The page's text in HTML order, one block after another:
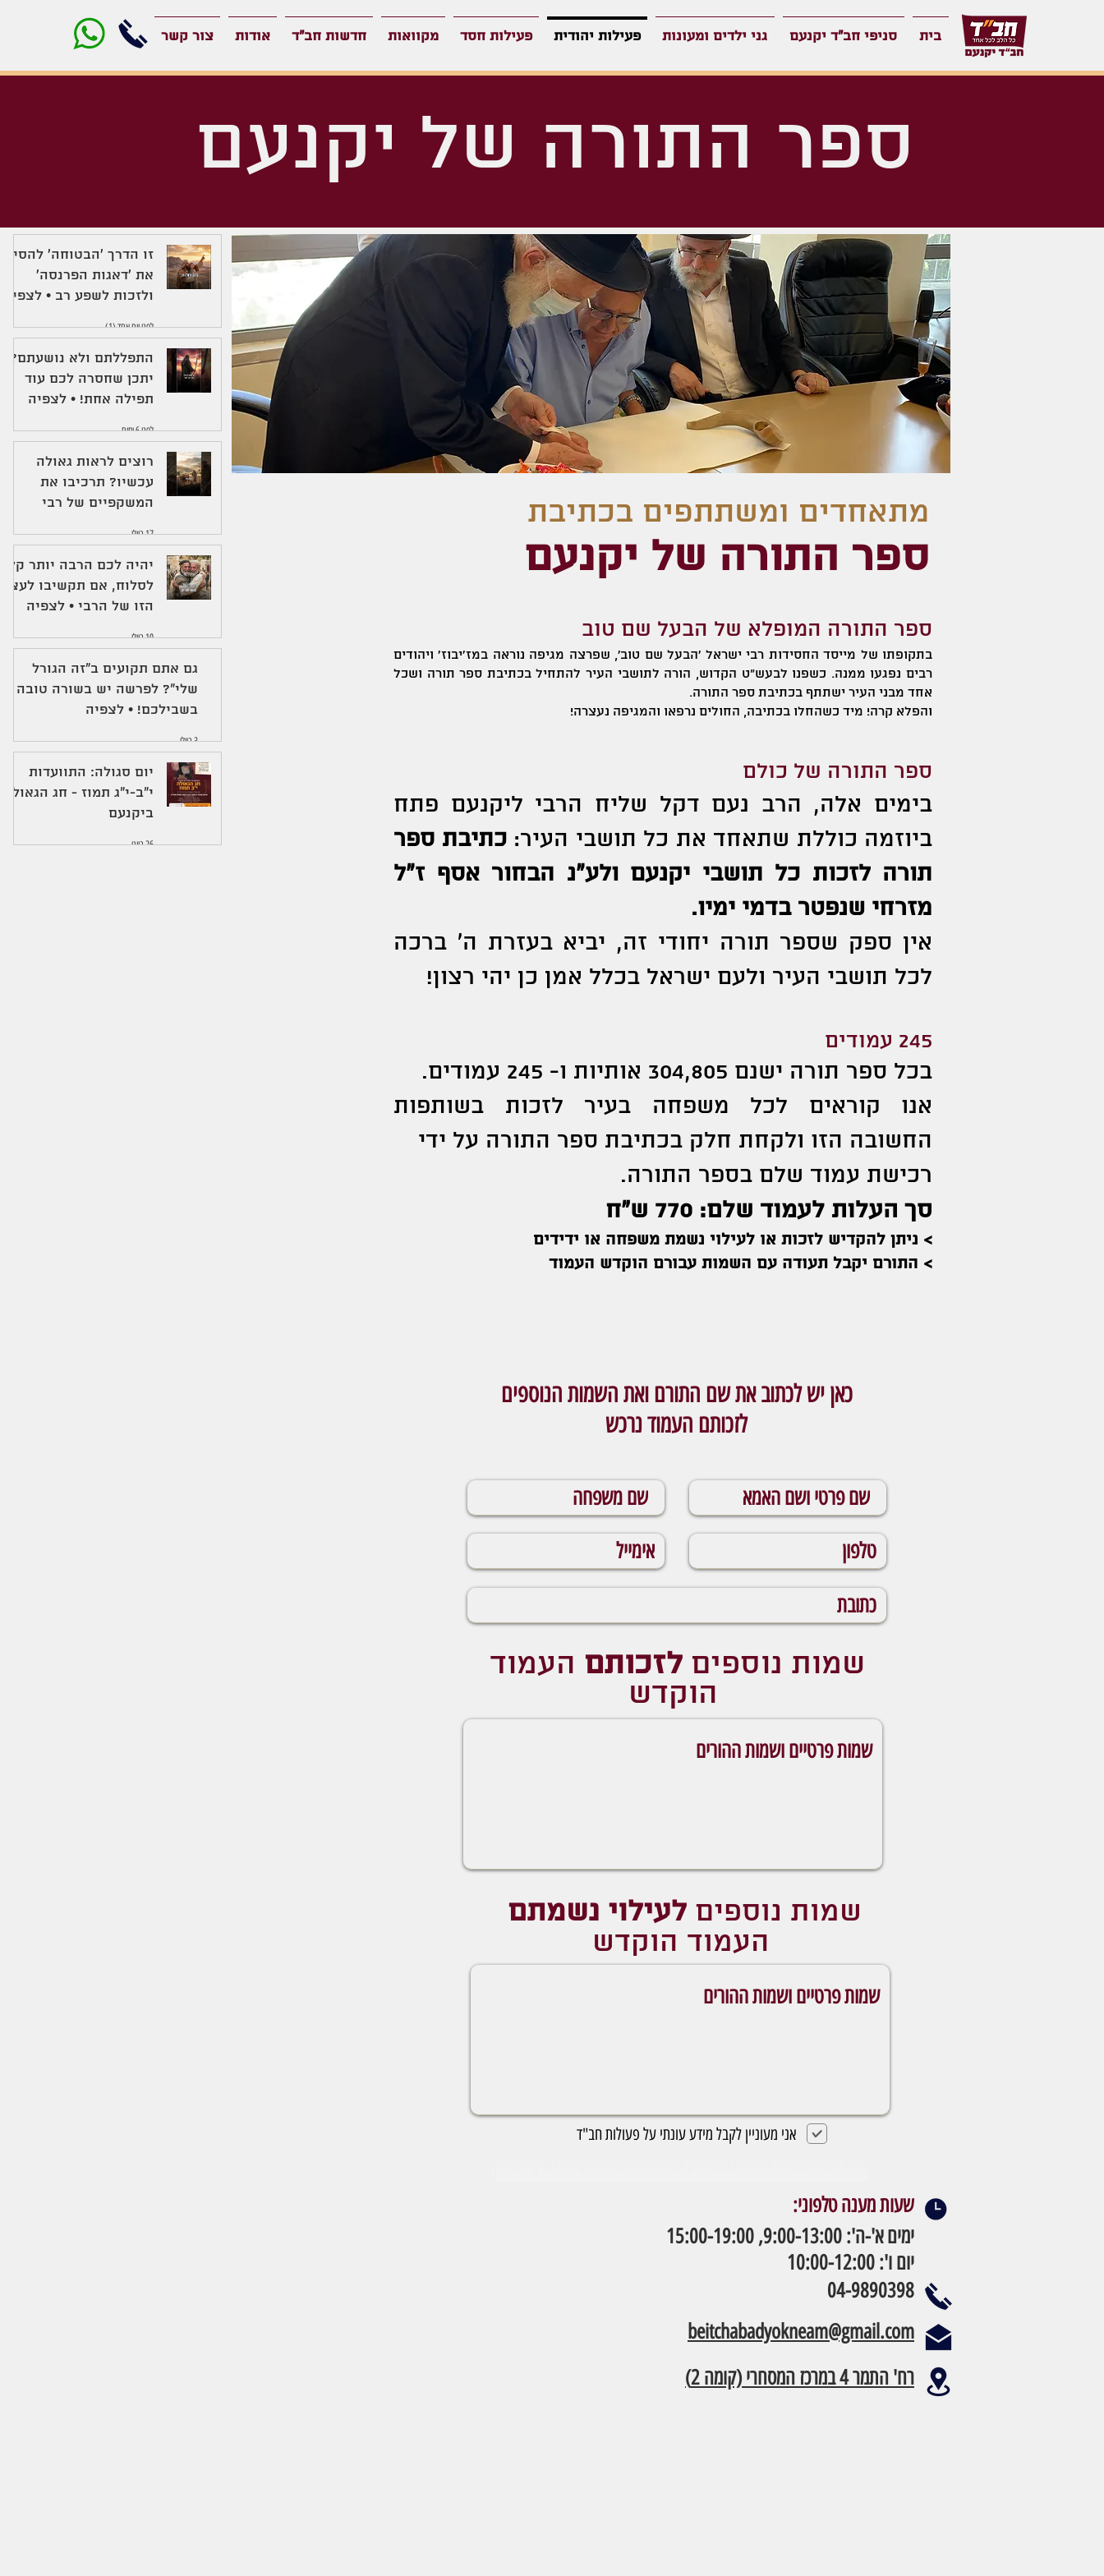
בית סניפי חב"ד יקנעם גני ילדים ומעונות פעילות יהודית פעילות חסד מקוואות חדשות חב"ד אודות צור קשר
ספר התורה של יקנעם
זו הדרך 'הבטוחה' להסיר
את 'דאגות הפרנסה'
ולזכות לשפע רב • לצפיה
לפני יום אחד (1)
התפללתם ולא נושעתם?
יתכן שחסרה לכם עוד
תפילה אחת! • לצפיה
לפני 6 ימים
רוצים לראות גאולה
עכשיו? תרכיבו את
המשקפיים של רבי
17 ביולי
יהיה לכם הרבה יותר קל
לסלוח, אם תקשיבו לעצה
הזו של הרבי • לצפיה
10 ביולי
גם אתם תקועים ב"זה הגורל
שלי"? לפרשה יש בשורה טובה
בשבילכם! • לצפיה
3 ביולי
יום סגולה: התוועדות
י"ב-י"ג תמוז - חג הגאולה
ביקנעם
26 ביוני
מתאחדים ומשתתפים בכתיבת
ספר התורה של יקנעם
ספר התורה המופלא של הבעל שם טוב
בתקופתו של מייסד החסידות רבי ישראל 'הבעל שם טוב', שפרצה מגיפה נוראה במז’יבוז’ ויהודים
רבים נפגעו ממנה. כשפנו לבעש"ט הקדוש, הורה לתושבי העיר להתחיל בכתיבת ספר תורה ושכל
אחד מבני העיר ישתתף בכתיבת ספר התורה.
והפלא קרה! מיד כשהחלו בכתיבה, החולים נרפאו והמגיפה נעצרה!
ספר התורה של כולם
בימים אלה, הרב נעם דקל שליח הרבי ליקנעם פתח
ביוזמה כוללת שתאחד את כל תושבי העיר:כתיבת ספר
תורה לזכות כל תושבי יקנעם ולע"נ הבחור אסף ז"ל
מזרחי שנפטר בדמי ימיו.
אין ספק שספר תורה יחודי זה, יביא בעזרת ה' ברכה
לכל תושבי העיר ולעם ישראל בכלל אמן כן יהי רצון!
245 עמודים
בכל ספר תורה ישנם 304,805 אותיות ו- 245 עמודים.
אנו קוראים לכל משפחה בעיר לזכות בשותפות
החשובה הזו ולקחת חלק בכתיבת ספר התורה על ידי
רכישת עמוד שלם בספר התורה.
סך העלות לעמוד שלם: 770 ש"ח
> ניתן להקדיש לזכות או לעילוי נשמת משפחה או ידידים
> התורם יקבל תעודה עם השמות עבורם הוקדש העמוד
שעות מענה טלפוני:
ימים א'-ה': 9:00-13:00, 15:00-19:00
יום ו': 10:00-12:00
04-9890398
beitchabadyokneam@gmail.com
רח' התמר 4 במרכז המסחרי (קומה 2)
כאן יש לכתוב את שם התורם ואת השמות הנוספים
לזכותם העמוד נרכש
שמות נוספים לזכותם העמוד
הוקדש
שמות נוספים לעילוי נשמתם
העמוד הוקדש
אני מעוניין לקבל מידע עונתי על פעולות חב"ד
לתשלום התרומה (770 ש"ח) לחץ כאן